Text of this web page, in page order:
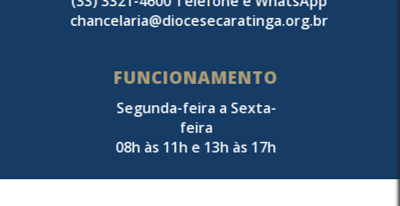
chancelaria@diocesecaratinga.org.br
FUNCIONAMENTO
Segunda-feira a Sexta-
feira
08h às 11h e 13h às 17h